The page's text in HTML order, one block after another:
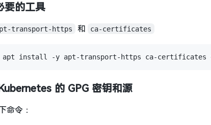
要的工具
transport-https 和 ca-certificates
的 GPG 密钥和源
命令：